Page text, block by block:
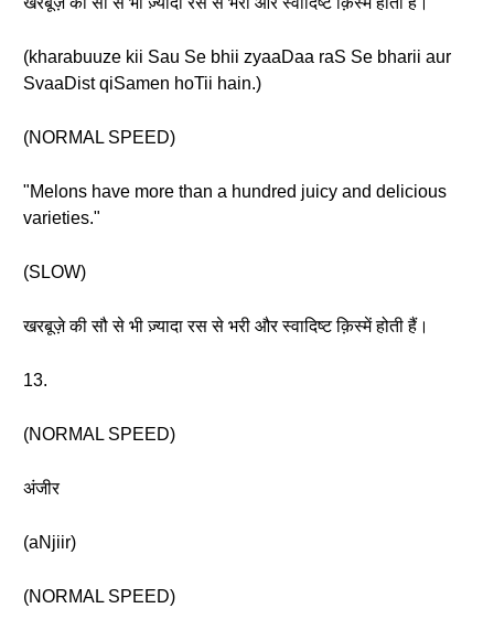
(kharabuuze kii Sau Se bhii zyaaDaa raS Se bharii aur
SvaaDist qiSamen hoTii hain.)
(NORMAL SPEED)
"Melons have more than a hundred juicy and delicious
varieties."
(SLOW)
खरबूज़े की सौ से भी ज़्यादा रस से भरी और स्वादिष्ट क़िस्में होती हैं।
13.
(NORMAL SPEED)
अंजीर
(aNjiir)
(NORMAL SPEED)